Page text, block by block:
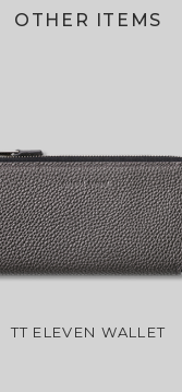
OTHER ITEMS
TT ELEVEN WALLET